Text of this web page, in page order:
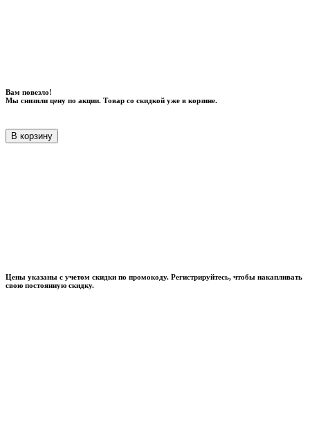
Вам повезло!
Мы снизили цену по акции. Товар со скидкой уже в корзине.
В корзину
Цены указаны с учетом скидки по промокоду. Регистрируйтесь, чтобы накапливать
свою постоянную скидку.